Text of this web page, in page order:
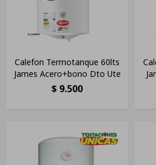
Calefon Termotanque 60lts
James Acero+bono Dto Ute
$ 9.500